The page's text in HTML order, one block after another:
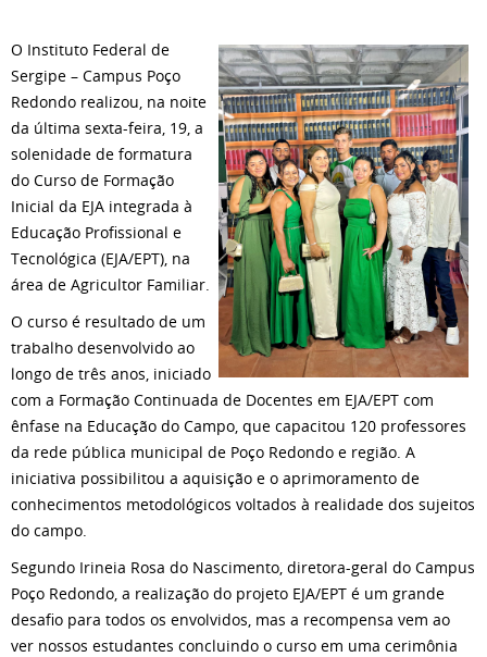
O Instituto Federal de
Sergipe – Campus Poço
Redondo realizou, na noite
da última sexta-feira, 19, a
solenidade de formatura
do Curso de Formação
Inicial da EJA integrada à
Educação Profissional e
Tecnológica (EJA/EPT), na
área de Agricultor Familiar.
O curso é resultado de um
trabalho desenvolvido ao
longo de três anos, iniciado
com a Formação Continuada de Docentes em EJA/EPT com
ênfase na Educação do Campo, que capacitou 120 professores
da rede pública municipal de Poço Redondo e região. A
iniciativa possibilitou a aquisição e o aprimoramento de
conhecimentos metodológicos voltados à realidade dos sujeitos
do campo.
Segundo Irineia Rosa do Nascimento, diretora-geral do Campus
Poço Redondo, a realização do projeto EJA/EPT é um grande
desafio para todos os envolvidos, mas a recompensa vem ao
ver nossos estudantes concluindo o curso em uma cerimônia